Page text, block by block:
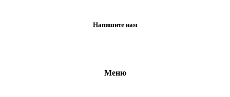
Напишите нам
Меню